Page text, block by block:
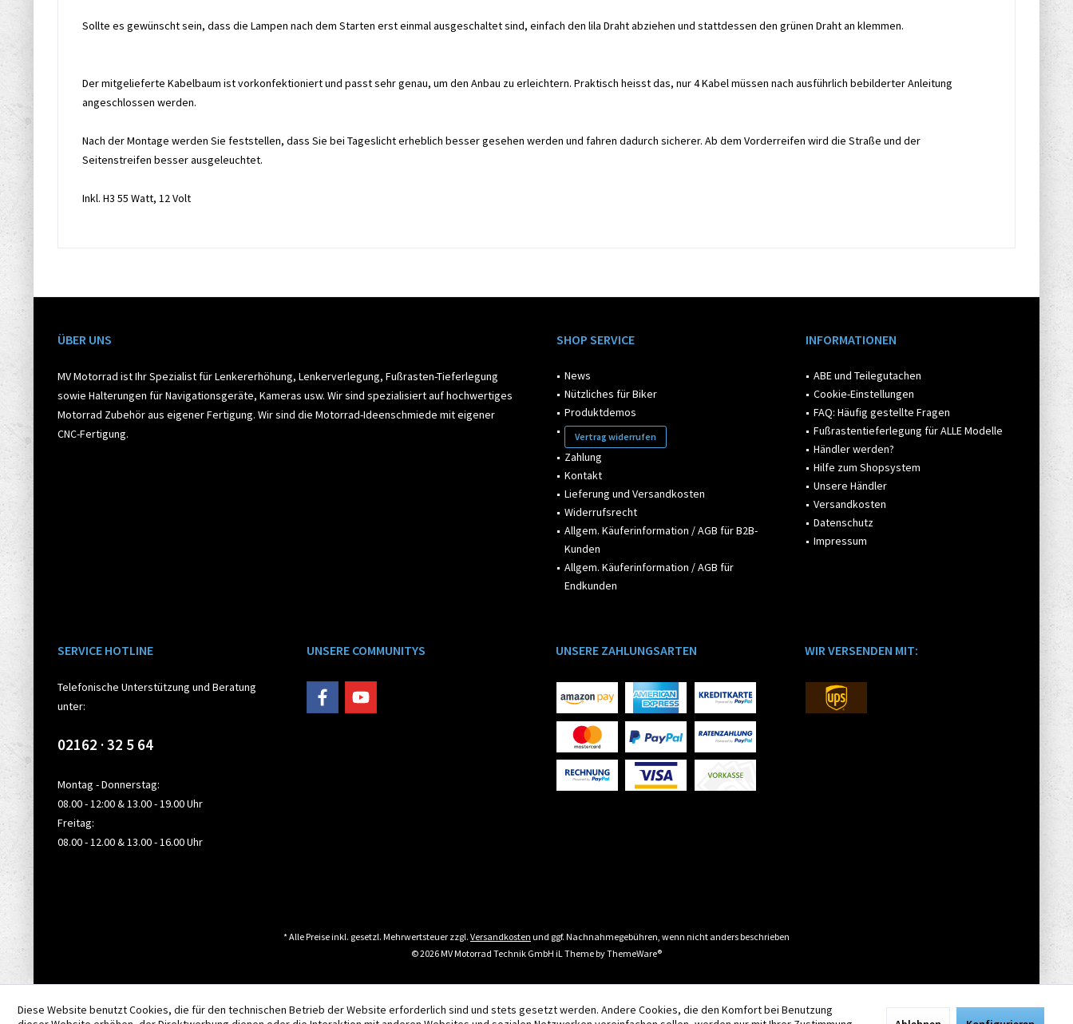
Sollte es gewünscht sein, dass die Lampen nach dem Starten erst einmal ausgeschaltet sind, einfach den lila Draht abziehen und stattdessen den grünen Draht an klemmen.
Der mitgelieferte Kabelbaum ist vorkonfektioniert und passt sehr genau, um den Anbau zu erleichtern. Praktisch heisst das, nur 4 Kabel müssen nach ausführlich bebilderter Anleitung
angeschlossen werden.
Nach der Montage werden Sie feststellen, dass Sie bei Tageslicht erheblich besser gesehen werden und fahren dadurch sicherer. Ab dem Vorderreifen wird die Straße und der
Seitenstreifen besser ausgeleuchtet.
Inkl. H3 55 Watt, 12 Volt
ÜBER UNS
MV Motorrad ist Ihr Spezialist für Lenkererhöhung, Lenkerverlegung, Fußrasten-Tieferlegung
sowie Halterungen für Navigationsgeräte, Kameras usw. Wir sind spezialisiert auf hochwertiges
Motorrad Zubehör aus eigener Fertigung. Wir sind die Motorrad-Ideenschmiede mit eigener
CNC-Fertigung.
SHOP SERVICE
News
Nützliches für Biker
Produktdemos
Vertrag widerrufen
Zahlung
Kontakt
Lieferung und Versandkosten
Widerrufsrecht
Allgem. Käuferinformation / AGB für B2B-
Kunden
Allgem. Käuferinformation / AGB für
Endkunden
INFORMATIONEN
ABE und Teilegutachen
Cookie-Einstellungen
FAQ: Häufig gestellte Fragen
Fußrastentieferlegung für ALLE Modelle
Händler werden?
Hilfe zum Shopsystem
Unsere Händler
Versandkosten
Datenschutz
Impressum
SERVICE HOTLINE
Telefonische Unterstützung und Beratung
unter:
02162 · 32 5 64
Montag - Donnerstag:
08.00 - 12:00 & 13.00 - 19.00 Uhr
Freitag:
08.00 - 12.00 & 13.00 - 16.00 Uhr
UNSERE COMMUNITYS UNSERE ZAHLUNGSARTEN WIR VERSENDEN MIT:
* Alle Preise inkl. gesetzl. Mehrwertsteuer zzgl. Versandkosten und ggf. Nachnahmegebühren, wenn nicht anders beschrieben
© 2026 MV Motorrad Technik GmbH iL Theme byThemeWare®
Diese Website benutzt Cookies, die für den technischen Betrieb der Website erforderlich sind und stets gesetzt werden. Andere Cookies, die den Komfort bei Benutzung